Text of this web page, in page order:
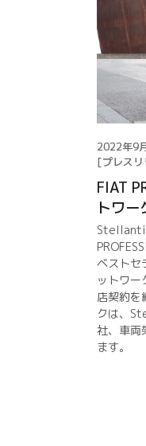
2022年9
[プレス
FIAT
トワー
ベストセ
ットワー
店契約を
クは、
社、車両
ます。